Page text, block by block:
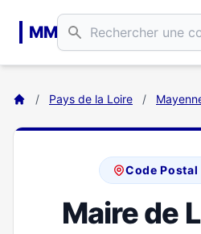
MM
/ Pays de la Loire /
Code
Maire de